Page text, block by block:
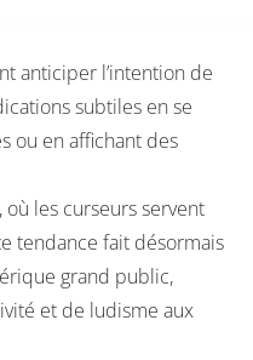
anticiper l’intention de
subtiles en se
ou en affichant des
les curseurs servent
tendance fait désormais
grand public,
et de ludisme aux